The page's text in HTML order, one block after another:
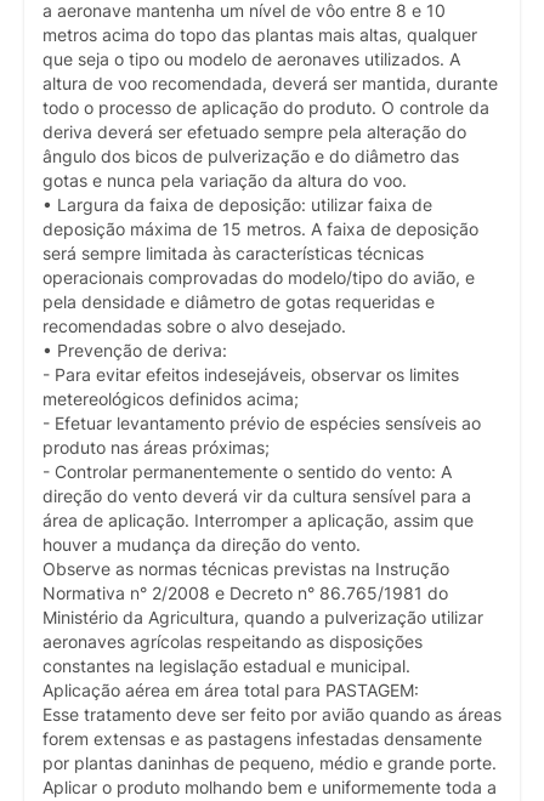
a aeronave mantenha um nível de vôo entre 8 e 10
metros acima do topo das plantas mais altas, qualquer
que seja o tipo ou modelo de aeronaves utilizados. A
altura de voo recomendada, deverá ser mantida, durante
todo o processo de aplicação do produto. O controle da
deriva deverá ser efetuado sempre pela alteração do
ângulo dos bicos de pulverização e do diâmetro das
gotas e nunca pela variação da altura do voo.
• Largura da faixa de deposição: utilizar faixa de
deposição máxima de 15 metros. A faixa de deposição
será sempre limitada às características técnicas
operacionais comprovadas do modelo/tipo do avião, e
pela densidade e diâmetro de gotas requeridas e
recomendadas sobre o alvo desejado.
• Prevenção de deriva:
- Para evitar efeitos indesejáveis, observar os limites
metereológicos definidos acima;
- Efetuar levantamento prévio de espécies sensíveis ao
produto nas áreas próximas;
- Controlar permanentemente o sentido do vento: A
direção do vento deverá vir da cultura sensível para a
área de aplicação. Interromper a aplicação, assim que
houver a mudança da direção do vento.
Observe as normas técnicas previstas na Instrução
Normativa n° 2/2008 e Decreto n° 86.765/1981 do
Ministério da Agricultura, quando a pulverização utilizar
aeronaves agrícolas respeitando as disposições
constantes na legislação estadual e municipal.
Aplicação aérea em área total para PASTAGEM:
Esse tratamento deve ser feito por avião quando as áreas
forem extensas e as pastagens infestadas densamente
por plantas daninhas de pequeno, médio e grande porte.
Aplicar o produto molhando bem e uniformemente toda a